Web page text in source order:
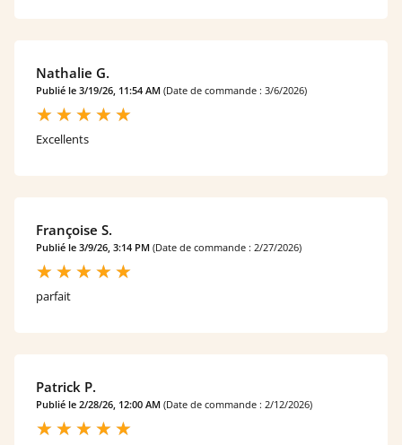
Nathalie G.
Publié le 3/19/26, 11:54 AM (Date de commande : 3/6/2026)
Excellents
Françoise S.
Publié le 3/9/26, 3:14 PM (Date de commande : 2/27/2026)
parfait
Patrick P.
Publié le 2/28/26, 12:00 AM (Date de commande : 2/12/2026)